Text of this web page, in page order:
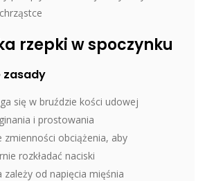
rzepki w spoczynku
zasady
się w bruździe kości udowej
i prostowania
zmienności obciążenia, aby
rozkładać naciski
zależy od napięcia mięśnia